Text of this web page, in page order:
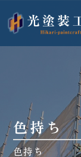
古河市
色持ち
色持ち